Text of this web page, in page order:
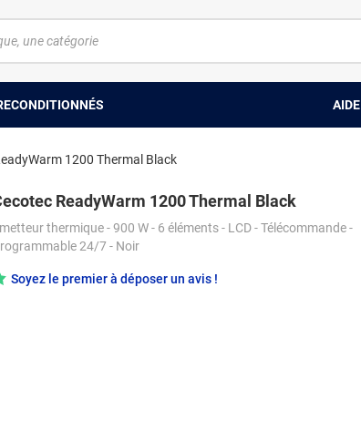
AIDE
1200 Thermal Black
ReadyWarm 1200 Thermal Black
thermique - 900 W - 6 éléments - LCD - Télécommande -
24/7 - Noir
Soyez le premier à déposer un avis !